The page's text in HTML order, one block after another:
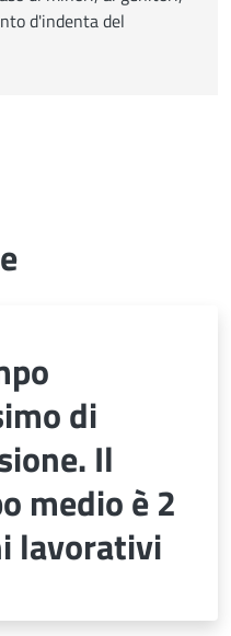
d'indenta del
di
Il
medio è 2
lavorativi